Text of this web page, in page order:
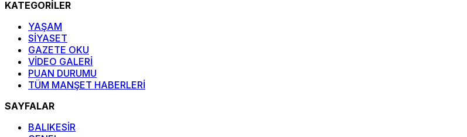
KATEGORİLER
YAŞAM
SİYASET
GAZETE OKU
VİDEO GALERİ
PUAN DURUMU
TÜM MANŞET HABERLERİ
SAYFALAR
BALIKESİR